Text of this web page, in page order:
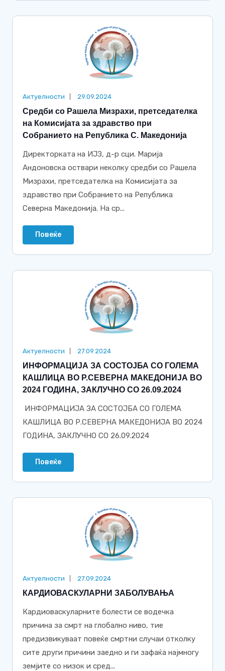
Актуелности 29.09.2024
Средби со Рашела Мизрахи, претседателка
на Комисијата за здравство при
Собранието на Република С. Македонија
Директорката на ИЈЗ, д-р сци. Марија
Андоновска оствари неколку средби со Рашела
Мизрахи, претседателка на Комисијата за
здравство при Собранието на Република
Северна Македонија. На ср...
Повеќе
Актуелности 27.09.2024
ИНФОРМАЦИЈА ЗА СОСТОЈБА СО ГОЛЕМА
КАШЛИЦА ВО Р.СЕВЕРНА МАКЕДОНИЈА ВО
2024 ГОДИНА, ЗАКЛУЧНО СО 26.09.2024
ИНФОРМАЦИЈА ЗА СОСТОЈБА СО ГОЛЕМА
КАШЛИЦА ВО Р.СЕВЕРНА МАКЕДОНИЈА ВО 2024
ГОДИНА, ЗАКЛУЧНО СО 26.09.2024
Повеќе
Актуелности 27.09.2024
КАРДИОВАСКУЛАРНИ ЗАБОЛУВАЊА
Кардиоваскуларните болести се водечка
причина за смрт на глобално ниво, тие
предизвикуваат повеќе смртни случаи отколку
сите други причини заедно и ги зафаќа најмногу
земјите со низок и сред...